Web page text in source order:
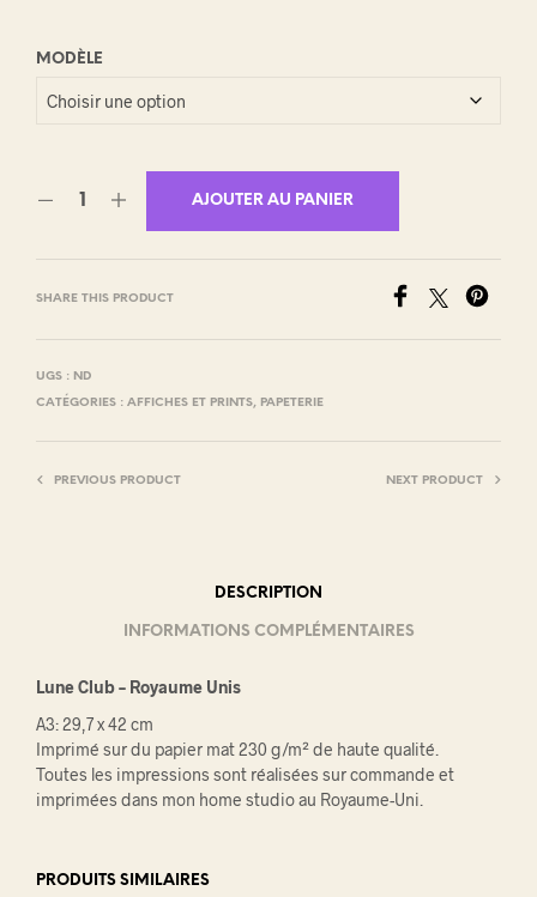
MODÈLE
AJOUTER AU PANIER
SHARE THIS PRODUCT
UGS : ND
CATÉGORIES : AFFICHES ET PRINTS, PAPETERIE
PREVIOUS PRODUCT NEXT PRODUCT
DESCRIPTION
INFORMATIONS COMPLÉMENTAIRES
Lune Club – Royaume Unis
A3: 29,7 x 42 cm
Imprimé sur du papier mat 230 g/m² de haute qualité.
Toutes les impressions sont réalisées sur commande et
imprimées dans mon home studio au Royaume-Uni.
PRODUITS SIMILAIRES